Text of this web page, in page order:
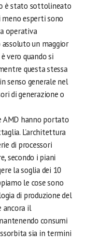
è stato sottolineato
esperti sono
operativa
un maggior
vero quando si
questa stessa
senso generale nel
di generazione o
AMD hanno portato
L’architettura
di processori
secondo i piani
la soglia dei 10
le cose sono
di produzione del
ancora il
consumi
sia in termini